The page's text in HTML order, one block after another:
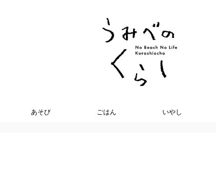
あそび ごはん いやし